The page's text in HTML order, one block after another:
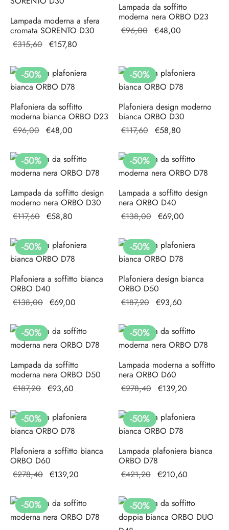
Lampada moderna a sfera
cromata SORENTO D30
€315,60 Il prezzo
era:
€315,60.
€157,80
è:
Lampada da soffitto
moderna nera ORBO D23
€96,00 Il prezzo
€96,00.
€48,00
è:
€48,00.
-50%
Plafoniera da soffitto
moderna bianca ORBO D23
€96,00 Il prezzo
era:
€96,00.
€48,00
attuale
è:
-50%
Plafoniera design moderno
bianca ORBO D30
€117,60 Il prezzo
era:
€117,60.
€58,80
attuale
è:
-50%
Lampada da soffitto design
moderno nera ORBO D30
€117,60 Il prezzo
era:
€117,60.
€58,80
attuale
è:
-50%
Lampada a soffitto design
nera ORBO D40
€138,00 Il prezzo
era:
€138,00.
€69,00
attuale
-50%
Plafoniera a soffitto bianca
ORBO D40
€138,00 Il prezzo
era:
€138,00.
€69,00
attuale
è:
-50%
Plafoniera design bianca
ORBO D50
€187,20 Il prezzo
era:
€187,20.
€93,60
attuale
è:
-50%
Lampada da soffitto
moderna nera ORBO D50
€187,20 Il prezzo
era:
€187,20.
€93,60
attuale
-50%
Lampada moderna a soffitto
nera ORBO D60
€278,40 Il prezzo
era:
€278,40.
€139,20
€139,20.
-50%
Plafoniera a soffitto bianca
ORBO D60
€278,40 Il prezzo
era:
€278,40.
€139,20
€139,20.
-50%
Lampada plafoniera bianca
ORBO D78
€421,20 Il prezzo
era:
€421,20.
€210,60
€210,60.
-50% -50%